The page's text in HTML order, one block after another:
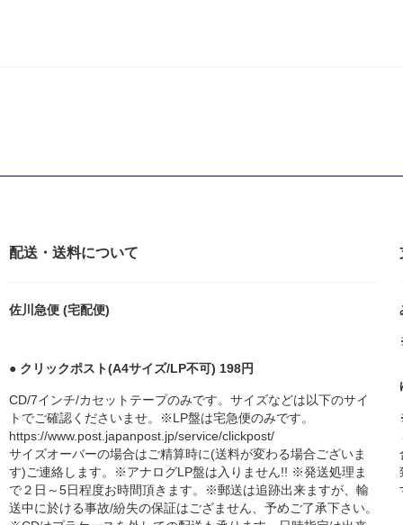
配送・送料について
佐川急便 (宅配便)
● クリックポスト(A4サイズ/LP不可) 198円
CD/7インチ/カセットテープのみです。サイズなどは以下のサイ
トでご確認くださいませ。※LP盤は宅急便のみです。
https://www.post.japanpost.jp/service/clickpost/
サイズオーバーの場合はご精算時に(送料が変わる場合ございま
す)ご連絡します。※アナログLP盤は入りません!! ※発送処理ま
で２日～5日程度お時間頂きます。※郵送は追跡出来ますが、輸
送中に於ける事故/紛失の保証はござません、予めご了承下さい。